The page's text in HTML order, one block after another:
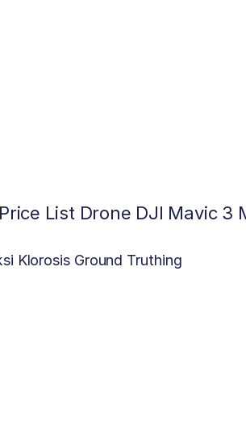
List Drone DJI Mavic 3
Klorosis Ground Truthing